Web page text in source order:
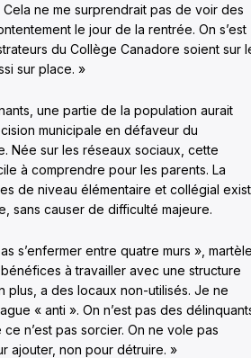
ne me surprendrait pas de voir des
le jour de la rentrée. On s’est
du Collège Canadore soient sur
sur place. »
une partie de la population aurait
municipale en défaveur du
Née sur les réseaux sociaux, cette
à comprendre pour les parents. La
de niveau élémentaire et collégial
sans causer de difficulté majeure.
s’enfermer entre quatre murs »,
à travailler avec une structure
plus, a des locaux non-utilisés. Je ne
« anti ». On n’est pas des
n’est pas sorcier. On ne vole pas
ajouter, non pour détruire. »